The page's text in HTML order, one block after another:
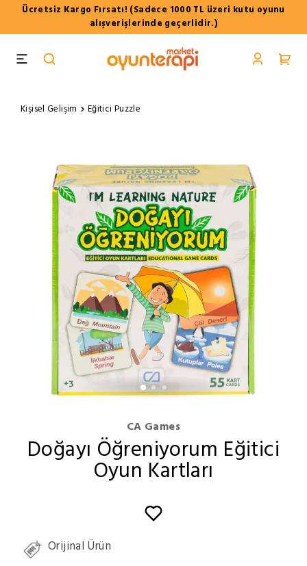
Ücretsiz Kargo Fırsatı! (Sadece 1000 TL üzeri kutu oyunu
alışverişlerinde geçerlidir.)
Kişisel Gelişim Eğitici Puzzle
CA Games
Doğayı Öğreniyorum Eğitici
Oyun Kartları
Orijinal Ürün